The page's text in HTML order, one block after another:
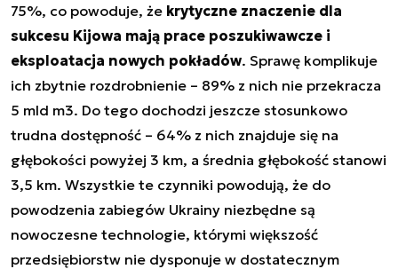
75%, co powoduje, że krytyczne znaczenie dla
sukcesu Kijowa mają prace poszukiwawcze i
eksploatacja nowych pokładów. Sprawę komplikuje
ich zbytnie rozdrobnienie – 89% z nich nie przekracza
5 mld m3. Do tego dochodzi jeszcze stosunkowo
trudna dostępność – 64% z nich znajduje się na
głębokości powyżej 3 km, a średnia głębokość stanowi
3,5 km. Wszystkie te czynniki powodują, że do
powodzenia zabiegów Ukrainy niezbędne są
nowoczesne technologie, którymi większość
przedsiębiorstw nie dysponuje w dostatecznym